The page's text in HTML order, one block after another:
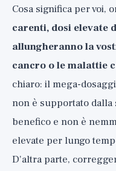
Cosa significa per voi,
carenti, dosi elevate
allungheranno la
cancro o le malattie
chiaro: il mega-
non è supportato dalla
benefico e non è
elevate per lungo
D'altra parte,